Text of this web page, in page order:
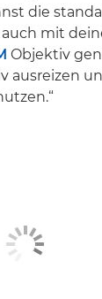
die
mit
Objektiv
ausreizen